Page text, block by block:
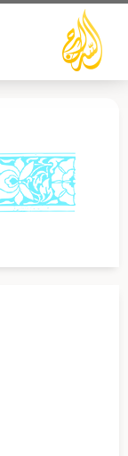
تخطي
المحتوى